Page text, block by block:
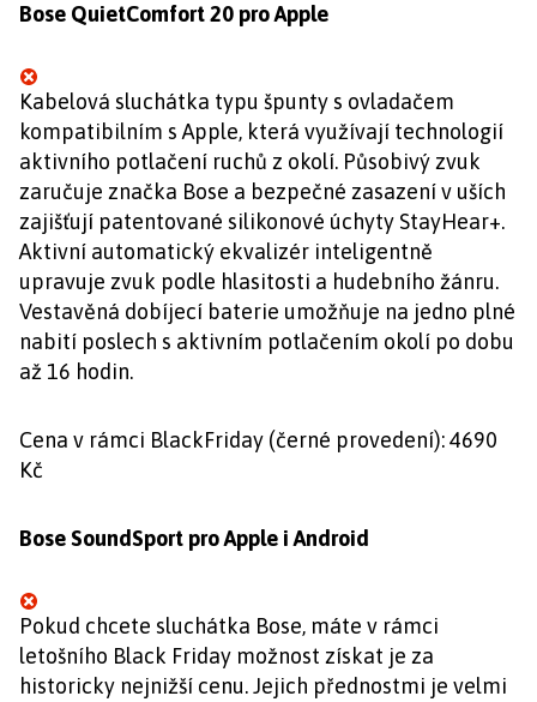
Bose QuietComfort 20 pro Apple
Kabelová sluchátka typu špunty s ovladačem
kompatibilním s Apple, která využívají technologií
aktivního potlačení ruchů z okolí. Působivý zvuk
zaručuje značka Bose a bezpečné zasazení v uších
zajišťují patentované silikonové úchyty StayHear+.
Aktivní automatický ekvalizér inteligentně
upravuje zvuk podle hlasitosti a hudebního žánru.
Vestavěná dobíjecí baterie umožňuje na jedno plné
nabití poslech s aktivním potlačením okolí po dobu
až 16 hodin.
Cena v rámci BlackFriday (černé provedení): 4690
Kč
Bose SoundSport pro Apple i Android
Pokud chcete sluchátka Bose, máte v rámci
letošního Black Friday možnost získat je za
historicky nejnižší cenu. Jejich přednostmi je velmi